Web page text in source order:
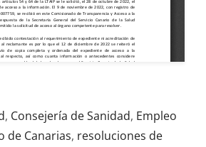
, Consejería de Sanidad, Empleo
de Canarias, resoluciones de